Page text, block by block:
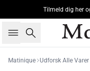
Tilmeld dig her
Søg
Matinique Udforsk Alle Varer